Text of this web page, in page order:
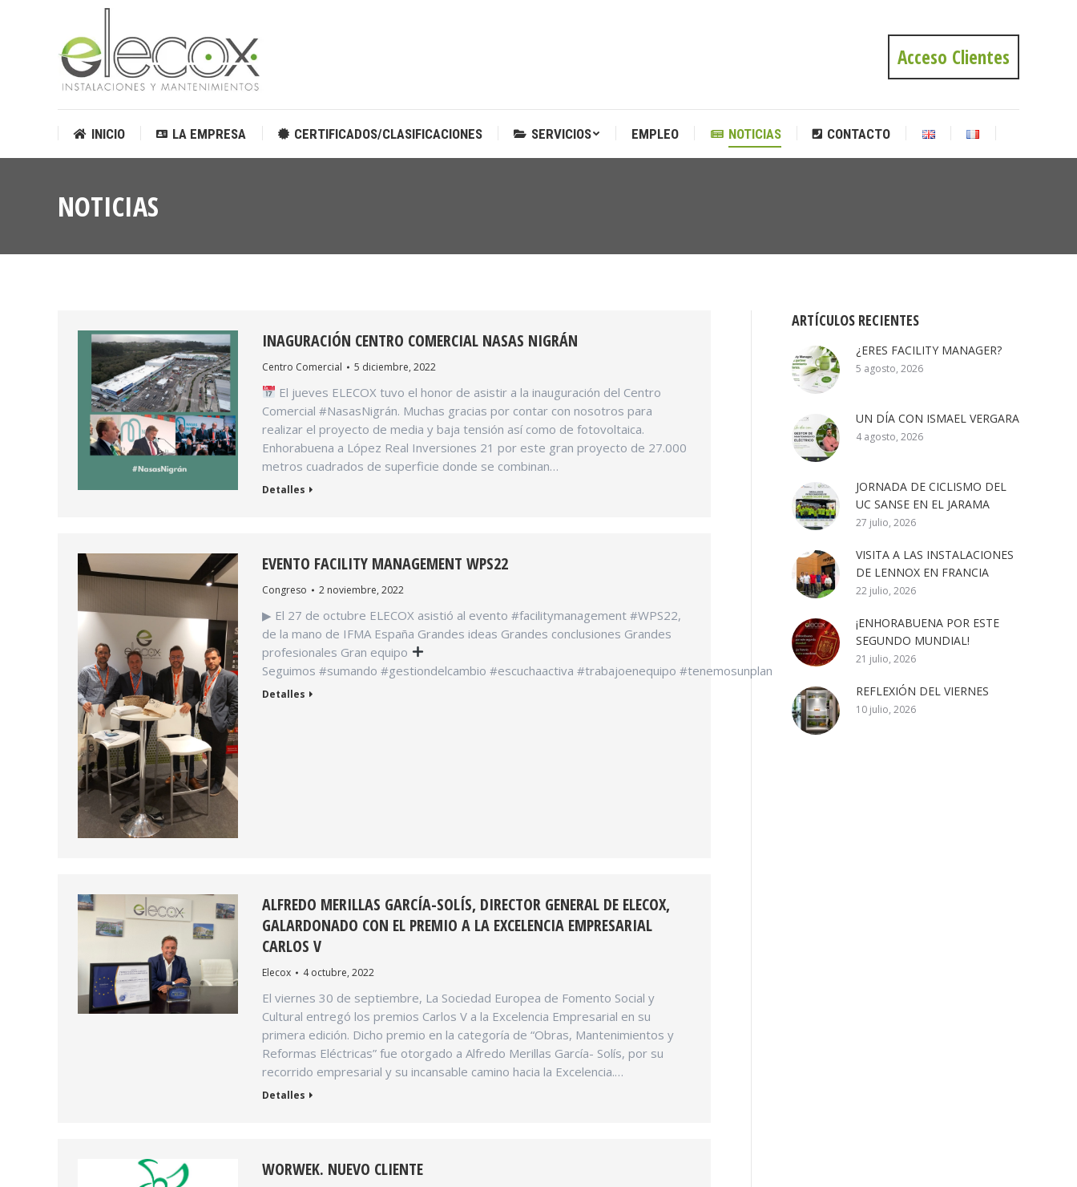
Acceso Clientes
INICIO LA EMPRESA CERTIFICADOS/CLASIFICACIONES SERVICIOS EMPLEO NOTICIAS CONTACTO
NOTICIAS
INAGURACIÓN CENTRO COMERCIAL NASAS NIGRÁN
Centro Comercial 5 diciembre, 2022
El jueves ELECOX tuvo el honor de asistir a la inauguración del Centro
Comercial #NasasNigrán. Muchas gracias por contar con nosotros para
realizar el proyecto de media y baja tensión así como de fotovoltaica.
Enhorabuena a López Real Inversiones 21 por este gran proyecto de 27.000
metros cuadrados de superficie donde se combinan…
Detalles
EVENTO FACILITY MANAGEMENT WPS22
Congreso 2 noviembre, 2022
▶ El 27 de octubre ELECOX asistió al evento #facilitymanagement #WPS22,
de la mano de IFMA España Grandes ideas Grandes conclusiones Grandes
profesionales Gran equipo
Seguimos #sumando #gestiondelcambio #escuchaactiva #trabajoenequipo #tenemosunplan
Detalles
ALFREDO MERILLAS GARCÍA-SOLÍS, DIRECTOR GENERAL DE ELECOX,
GALARDONADO CON EL PREMIO A LA EXCELENCIA EMPRESARIAL
CARLOS V
Elecox 4 octubre, 2022
El viernes 30 de septiembre, La Sociedad Europea de Fomento Social y
Cultural entregó los premios Carlos V a la Excelencia Empresarial en su
primera edición. Dicho premio en la categoría de “Obras, Mantenimientos y
Reformas Eléctricas” fue otorgado a Alfredo Merillas García- Solís, por su
recorrido empresarial y su incansable camino hacia la Excelencia.…
Detalles
WORWEK. NUEVO CLIENTE
ARTÍCULOS RECIENTES
¿ERES FACILITY MANAGER?
5 agosto, 2026
UN DÍA CON ISMAEL VERGARA
4 agosto, 2026
JORNADA DE CICLISMO DEL
UC SANSE EN EL JARAMA
27 julio, 2026
VISITA A LAS INSTALACIONES
DE LENNOX EN FRANCIA
22 julio, 2026
¡ENHORABUENA POR ESTE
SEGUNDO MUNDIAL!
21 julio, 2026
REFLEXIÓN DEL VIERNES
10 julio, 2026